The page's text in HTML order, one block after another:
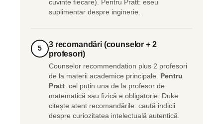
cuvinte fiecare). Pentru Pratt: eseu
suplimentar despre inginerie.
5
3 recomandări (counselor + 2
profesori)
Counselor recommendation plus 2 profesori
de la materii academice principale. Pentru
Pratt: cel puțin una de la profesor de
matematică sau fizică e obligatorie. Duke
citește atent recomandările: caută indicii
despre curiozitatea intelectuală autentică.